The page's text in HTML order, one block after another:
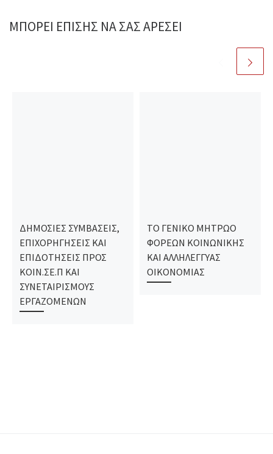
ΜΠΟΡΕΊ ΕΠΊΣΗΣ ΝΑ ΣΑΣ ΑΡΈΣΕΙ
ΔΗΜΟΣΙΕΣ ΣΥΜΒΑΣΕΙΣ,
ΕΠΙΧΟΡΗΓΗΣΕΙΣ ΚΑΙ
ΕΠΙΔΟΤΗΣΕΙΣ ΠΡΟΣ
ΚΟΙΝ.ΣΕ.Π ΚΑΙ
ΣΥΝΕΤΑΙΡΙΣΜΟΥΣ
ΕΡΓΑΖΟΜΕΝΩΝ
ΤΟ ΓΕΝΙΚΟ ΜΗΤΡΩΟ
ΦΟΡΕΩΝ ΚΟΙΝΩΝΙΚΗΣ
ΚΑΙ ΑΛΛΗΛΕΓΓΥΑΣ
ΟΙΚΟΝΟΜΙΑΣ